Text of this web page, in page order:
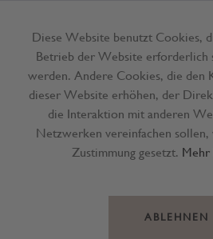
Menü
Diese Website benutzt Cookies,
Betrieb der Website erforderlich
werden. Andere Cookies, die den
dieser Website erhöhen, der
die Interaktion mit anderen
Netzwerken vereinfachen
Zustimmung gesetzt. Mehr
ABLEHNEN